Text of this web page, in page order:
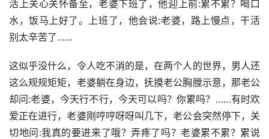
活上关心关怀备至，老婆下班了，他迎上前:累不累？喝口
水，饭马上好了。上班了，他会说:老婆，路上慢点，干活
别太辛苦了……
这似乎没什么，令人吃不消的是，在两个人的世界，男人还
这么规规矩矩，老婆躺在身边，抚摸老公胸膛示意，那老公
却问:老婆，今天行不行，今天可以吗？你累吗？……有时欢
爱正在进行，老婆刚哼哼呀呀叫几下，老公会突然停下，关
切地问:我真的要进来了哦？弄疼了吗？老婆累不累？累说